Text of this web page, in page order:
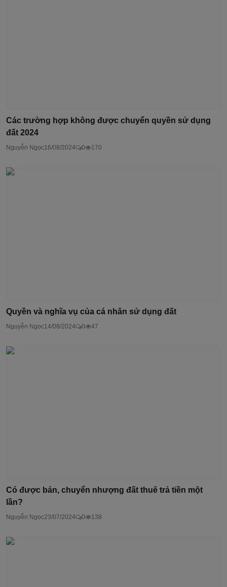
Các trường hợp không được chuyển quyền sử dụng
đất 2024
Nguyễn Ngọc16/08/2024 0 170
Quyền và nghĩa vụ của cá nhân sử dụng đất
Nguyễn Ngọc14/08/2024 0 47
Có được bán, chuyển nhượng đất thuê trả tiền một
lần?
Nguyễn Ngọc23/07/2024 0 138